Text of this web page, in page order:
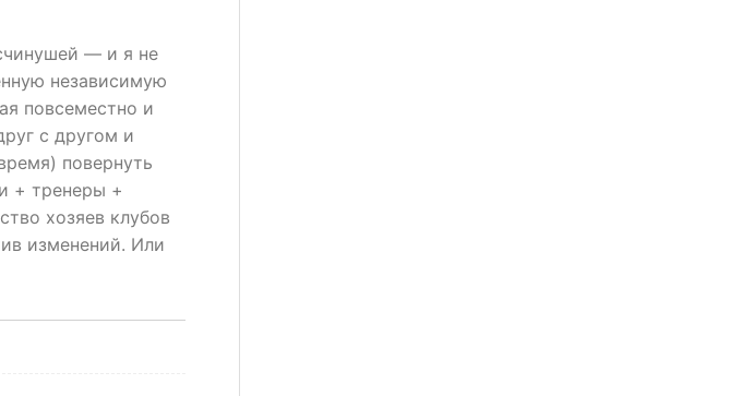
— и я не
независимую
повсеместно и
с другом и
повернуть
+ тренеры +
хозяев клубов
изменений. Или